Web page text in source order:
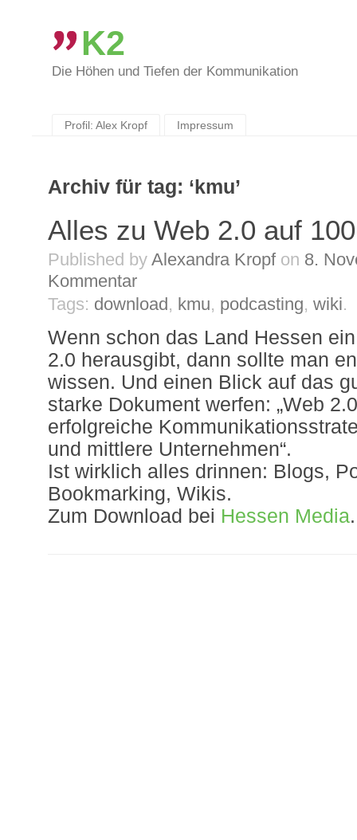
K2
Die Höhen und Tiefen der Kommunikation
Profil: Alex Kropf
Impressum
Archiv für tag: ‘kmu’
Alles zu Web 2.0 auf
Published by Alexandra Kropf on 8.
Kommentar
Tags: download , kmu, podcasting, wiki.
Wenn schon das Land Hessen
2.0 herausgibt, dann sollte man
wissen. Und einen Blick auf das
starke Dokument werfen: „Web
erfolgreiche
und mittlere Unternehmen“.
Ist wirklich alles drinnen: Blogs,
Bookmarking, Wikis.
Zum Download bei Hessen Media.